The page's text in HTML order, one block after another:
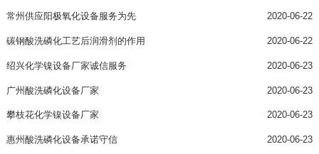
常州供应阳极氧化设备服务为先 2020-06-22
碳钢酸洗磷化工艺后润滑剂的作用 2020-06-22
绍兴化学镍设备厂家诚信服务 2020-06-23
广州酸洗磷化设备厂家 2020-06-23
攀枝花化学镍设备厂家 2020-06-23
惠州酸洗磷化设备承诺守信 2020-06-23